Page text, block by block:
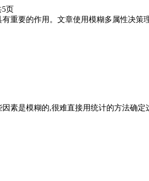
5页
重要的作用。文章使用模糊多属性决策
素是模糊的,很难直接用统计的方法确